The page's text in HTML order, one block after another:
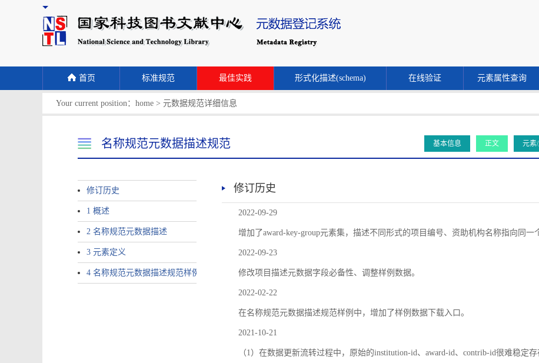
首页 标准规范 最佳实践 形式化描述(schema) 在线验证 元素属性查询
Your current position： home > 元数据规范详细信息
名称规范元数据描述规范 基本信息 正文 元素
修订历史
1 概述
2 名称规范元数据描述
3 元素定义
4 名称规范元数据描述规范样例
修订历史
2022-09-29
增加了award-key-group元素集，描述不同形式的项目编号、资助机构名称指向同一
2022-09-23
修改项目描述元数据字段必备性、调整样例数据。
2022-02-22
在名称规范元数据描述规范样例中，增加了样例数据下载入口。
2021-10-21
（1）在数据更新流转过程中，原始的institution-id、award-id、contrib-id很难稳定